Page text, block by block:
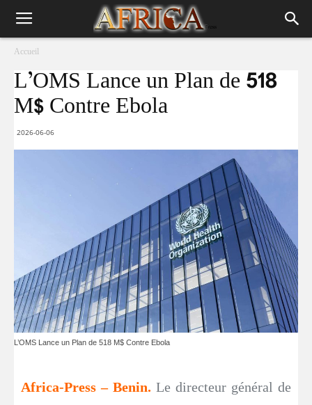
Accueil
L’OMS Lance un Plan de 518
M$ Contre Ebola
2026-06-06
L’OMS Lance un Plan de 518 M$ Contre Ebola
Africa-Press – Benin. Le directeur général de